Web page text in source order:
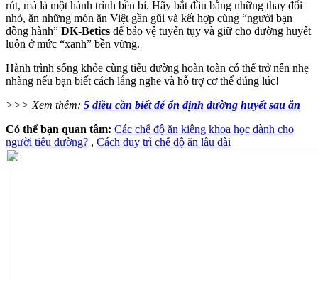
rút, mà là một hành trình bền bỉ. Hãy bắt đầu bằng những thay đổi
nhỏ, ăn những món ăn Việt gần gũi và kết hợp cùng “người bạn
đồng hành” DK-Betics để bảo vệ tuyến tụy và giữ cho đường huyết
luôn ở mức “xanh” bền vững.
Hành trình sống khỏe cùng tiểu đường hoàn toàn có thể trở nên nhẹ
nhàng nếu bạn biết cách lắng nghe và hỗ trợ cơ thể đúng lúc!
>>> Xem thêm: 5 điều cần biết để ổn định đường huyết sau ăn
Có thể bạn quan tâm: Các chế độ ăn kiêng khoa học dành cho
người tiểu đường? , Cách duy trì chế độ ăn lâu dài